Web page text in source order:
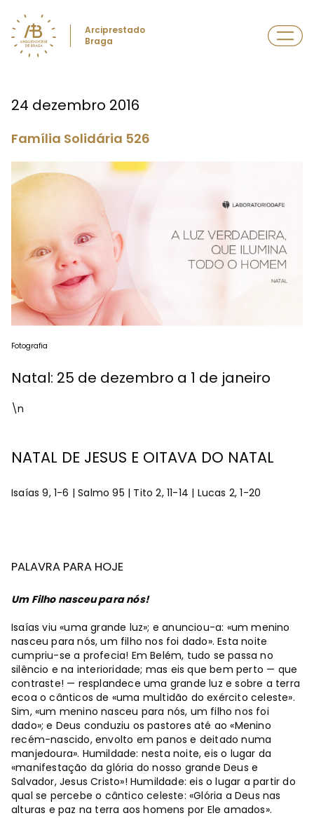
Arciprestado
Braga
24 dezembro 2016
Família Solidária 526
Fotografia
Natal: 25 de dezembro a 1 de janeiro
\n
NATAL DE JESUS E OITAVA DO NATAL
Isaías 9, 1-6 | Salmo 95 | Tito 2, 11-14 | Lucas 2, 1-20
PALAVRA PARA HOJE
Um Filho nasceu para nós!
Isaías viu «uma grande luz»; e anunciou-a: «um menino
nasceu para nós, um filho nos foi dado». Esta noite
cumpriu-se a profecia! Em Belém, tudo se passa no
silêncio e na interioridade; mas eis que bem perto — que
contraste! — resplandece uma grande luz e sobre a terra
ecoa o cânticos de «uma multidão do exército celeste».
Sim, «um menino nasceu para nós, um filho nos foi
dado»; e Deus conduziu os pastores até ao «Menino
recém-nascido, envolto em panos e deitado numa
manjedoura». Humildade: nesta noite, eis o lugar da
«manifestação da glória do nosso grande Deus e
Salvador, Jesus Cristo»! Humildade: eis o lugar a partir do
qual se percebe o cântico celeste: «Glória a Deus nas
alturas e paz na terra aos homens por Ele amados».